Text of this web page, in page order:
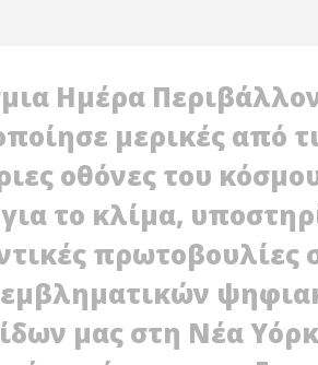
κυκλοφορεί νέες
μεσαίας
φέρνοντας «Comfort
Η LG
οικονομικά
δεύτερου
Ημέρα
μερικές από
οθόνες του
το κλίμα,
πρωτοβουλίες
μας στη Νέα